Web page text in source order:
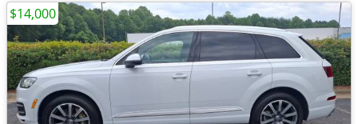
$14,000